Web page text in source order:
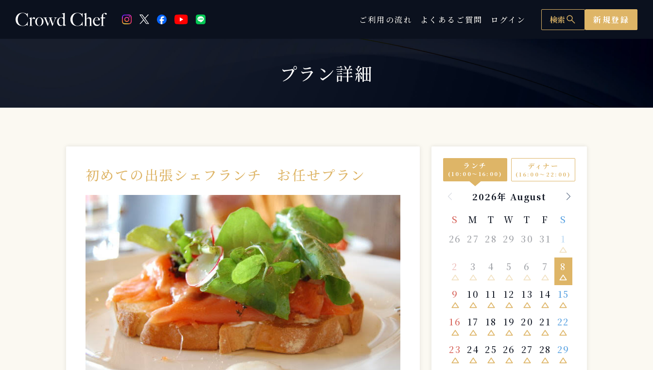
ご利用の流れ よくあるご質問 ログイン 検索search 新規登録
プラン詳細
初めての出張シェフランチ お任せプラン ランチ
(10:00〜16:00)
ディナー
(16:00〜22:00)
2026年 August
S
M T W T F
S
26
27 28 29 30 31 1
change_history
2
change_history
3
change_history
4
change_history
5
change_history
6
change_history
7
change_history
8
change_history
9
change_history
10
change_history
11
change_history
12
change_history
13
change_history
14
change_history
15
change_history
16
change_history
17
change_history
18
change_history
19
change_history
20
change_history
21
change_history
22
change_history
23
change_history
24
change_history
25
change_history
26
change_history
27
change_history
28
change_history
29
change_history